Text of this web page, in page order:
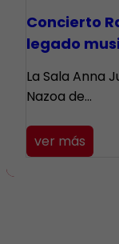
​Concierto
legado
La Sala Anna
Nazoa de…
ver más